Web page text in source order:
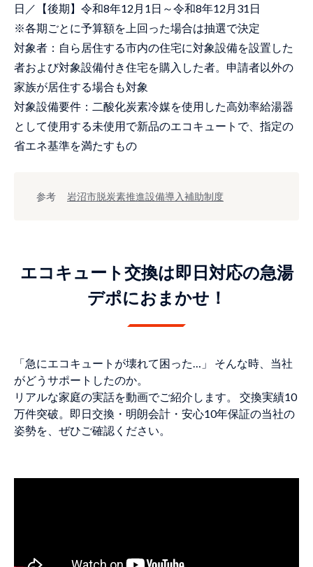
日／【後期】令和8年12月1日～令和8年12月31日
※各期ごとに予算額を上回った場合は抽選で決定
対象者：自ら居住する市内の住宅に対象設備を設置した
者および対象設備付き住宅を購入した者。申請者以外の
家族が居住する場合も対象
対象設備要件：二酸化炭素冷媒を使用した高効率給湯器
として使用する未使用で新品のエコキュートで、指定の
省エネ基準を満たすもの
参考 岩沼市脱炭素推進設備導入補助制度
エコキュート交換は即日対応の急湯
デポにおまかせ！
「急にエコキュートが壊れて困った…」 そんな時、当社
がどうサポートしたのか。
リアルな家庭の実話を動画でご紹介します。 交換実績10
万件突破。即日交換・明朗会計・安心10年保証の当社の
姿勢を、ぜひご確認ください。